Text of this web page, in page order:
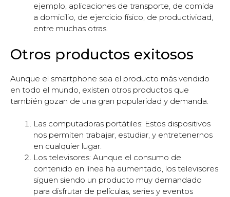
ejemplo, aplicaciones de transporte, de comida
a domicilio, de ejercicio físico, de productividad,
entre muchas otras.
Otros productos exitosos
Aunque el smartphone sea el producto más vendido
en todo el mundo, existen otros productos que
también gozan de una gran popularidad y demanda.
Las computadoras portátiles: Estos dispositivos
nos permiten trabajar, estudiar, y entretenernos
en cualquier lugar.
Los televisores: Aunque el consumo de
contenido en línea ha aumentado, los televisores
siguen siendo un producto muy demandado
para disfrutar de películas, series y eventos